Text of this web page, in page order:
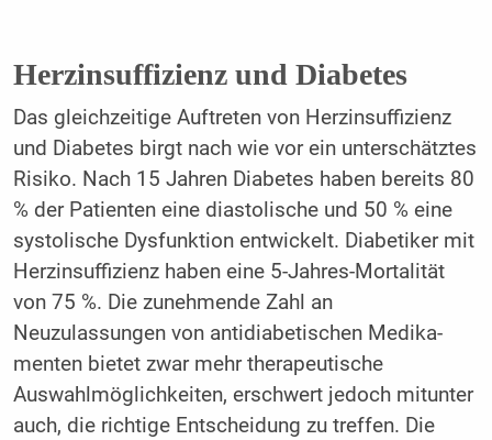
Herzinsuffizienz und Diabetes
Das gleichzeitige Auftreten von Herzinsuffizienz
und Diabetes birgt nach wie vor ein unterschätztes
Risiko. Nach 15 Jahren Dia­betes haben bereits 80
% der Patienten eine diastolische und 50 % eine
systolische Dysfunktion entwickelt. Diabetiker mit
Herzin­suffizienz haben eine 5-Jahres-Mortalität
von 75 %. Die zuneh­mende Zahl an
Neuzulassungen von antidiabetischen Medika­
menten bietet zwar mehr therapeutische
Auswahlmöglichkeiten, erschwert jedoch mitunter
auch, die richtige Entscheidung zu treffen. Die